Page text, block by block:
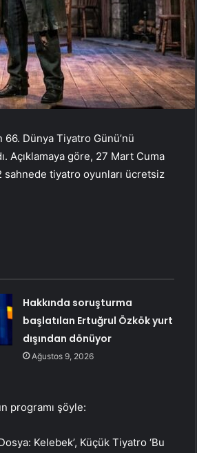
Dünya Tiyatro Günü’nü
Açıklamaya göre, 27 Mart Cuma
tiyatro oyunları ücretsiz
Hakkında soruşturma
başlatılan Ertuğrul Özkök yurt
dışından dönüyor
Ağustos 9, 2026
programı şöyle:
Kelebek’, Küçük Tiyatro ‘Bu